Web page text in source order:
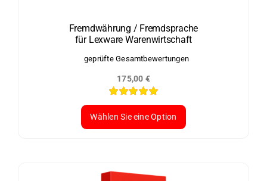
der
Produktseite
gewählt
Fremdwährung / Fremdsprache
für Lexware Warenwirtschaft
Bewertet
mit5.00von
geprüfte Gesamtbewertungen
175,00 €
Wählen Sie eine Option